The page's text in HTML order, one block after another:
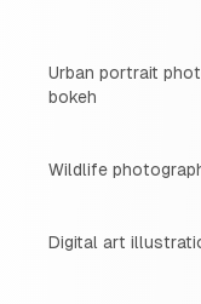
Urban portrait
bokeh
Wildlife
Digital art